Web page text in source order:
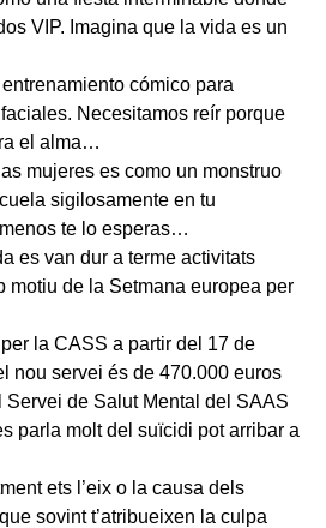
VIP. Imagina que la vida es un
cómico para
Necesitamos reír porque
el alma…
mujeres es como un monstruo
sigilosamente en tu
te lo esperas…
es van dur a terme activitats
motiu de la Setmana europea per
la CASS a partir del 17 de
nou servei és de 470.000 euros
Servei de Salut Mental del SAAS
parla molt del suïcidi pot arribar a
ets l’eix o la causa dels
sovint t’atribueixen la culpa